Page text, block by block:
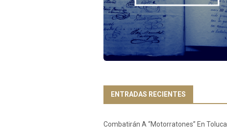
ENTRADAS RECIENTES
Combatirán A “Motorratones” En Toluca